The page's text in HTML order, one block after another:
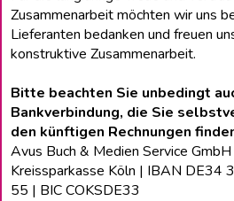
Zusammenarbeit möchten wir uns
Lieferanten bedanken und freuen
konstruktive Zusammenarbeit.
Bitte beachten Sie unbedingt
Bankverbindung, die Sie
den künftigen Rechnungen
Avus Buch & Medien Service GmbH
Kreissparkasse Köln | IBAN
55 | BIC COKSDE33